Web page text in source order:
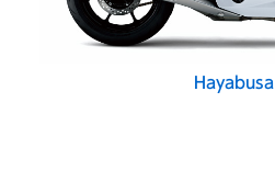
Hayabusa